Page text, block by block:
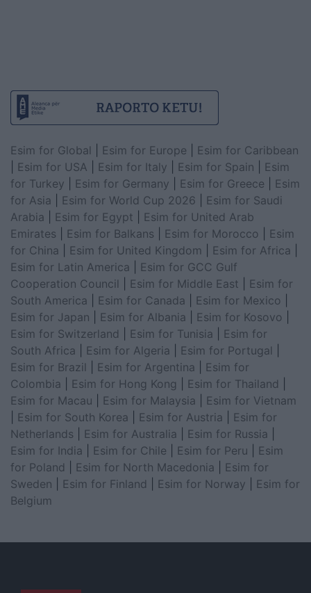
Esim for Global Esim for Europe
Esim for Caribbean
Esim for USA Esim for Italy Esim for Spain
Esim
for Turkey
Esim for Germany Esim for Greece
Esim
for Asia
Esim for World Cup 2026
Esim for Saudi
Arabia
Esim for Egypt
Esim for United Arab
Emirates
Esim for Balkans Esim for Morocco
Esim
for China
Esim for United Kingdom Esim for Africa
Esim for Latin America
Esim for GCC Gulf
Cooperation Council
Esim for Middle East
Esim for
South America
Esim for Canada Esim for Mexico
Esim for Japan
Esim for Albania Esim for Kosovo
Esim for Switzerland
Esim for Tunisia
Esim for
South Africa
Esim for Algeria Esim for Portugal
Esim for Brazil
Esim for Argentina
Esim for
Colombia
Esim for Hong Kong Esim for Thailand
Esim for Macau
Esim for Malaysia
Esim for Vietnam
Esim for South Korea Esim for Austria
Esim for
Netherlands
Esim for Australia Esim for Russia
Esim for India
Esim for Chile Esim for Peru
Esim
for Poland
Esim for North Macedonia
Esim for
Sweden
Esim for Finland Esim for Norway
Esim for
Belgium